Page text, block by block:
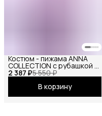
2 387 ₽5 550 ₽
Костюм - пижама ANNA
COLLECTION с рубашкой и
штанами из муслина
(100% хлопок), на резинке
от маленьких до больших
В корзину